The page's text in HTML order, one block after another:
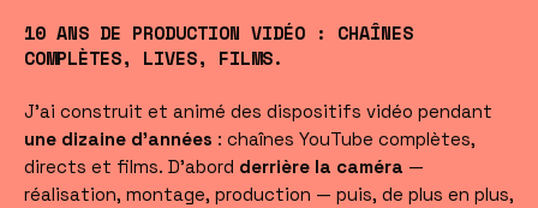
10 ANS DE PRODUCTION VIDÉO : CHAÎNES
COMPLÈTES, LIVES, FILMS.
J'ai construit et animé des dispositifs vidéo pendant
une dizaine d'années : chaînes YouTube complètes,
directs et films. D'abord derrière la caméra —
réalisation, montage, production — puis, de plus en plus,